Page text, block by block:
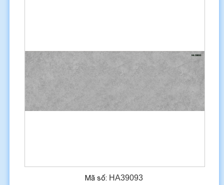
Mã số: HA39093